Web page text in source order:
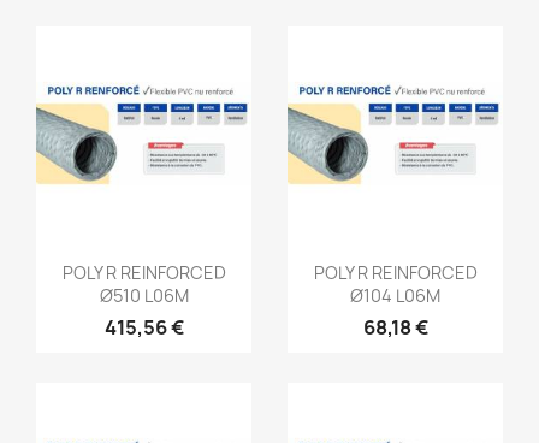
Aperçu rapide
POLY R REINFORCED
Ø510 L06M
415,56 €
Aperçu rapide
POLY R REINFORCED
Ø104 L06M
68,18 €